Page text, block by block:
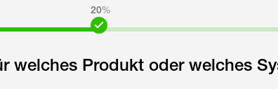
20%
welches Produkt oder welches